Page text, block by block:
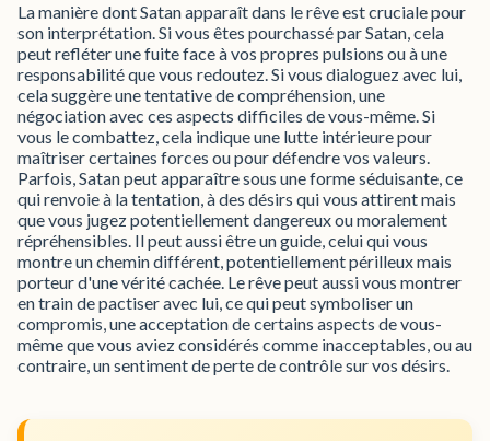
La manière dont Satan apparaît dans le rêve est cruciale pour
son interprétation. Si vous êtes pourchassé par Satan, cela
peut refléter une fuite face à vos propres pulsions ou à une
responsabilité que vous redoutez. Si vous dialoguez avec lui,
cela suggère une tentative de compréhension, une
négociation avec ces aspects difficiles de vous-même. Si
vous le combattez, cela indique une lutte intérieure pour
maîtriser certaines forces ou pour défendre vos valeurs.
Parfois, Satan peut apparaître sous une forme séduisante, ce
qui renvoie à la tentation, à des désirs qui vous attirent mais
que vous jugez potentiellement dangereux ou moralement
répréhensibles. Il peut aussi être un guide, celui qui vous
montre un chemin différent, potentiellement périlleux mais
porteur d'une vérité cachée. Le rêve peut aussi vous montrer
en train de pactiser avec lui, ce qui peut symboliser un
compromis, une acceptation de certains aspects de vous-
même que vous aviez considérés comme inacceptables, ou au
contraire, un sentiment de perte de contrôle sur vos désirs.